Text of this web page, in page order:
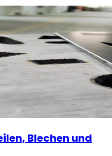
Blechen und